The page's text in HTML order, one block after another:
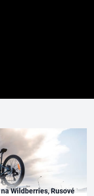
Wildberries, Rusové